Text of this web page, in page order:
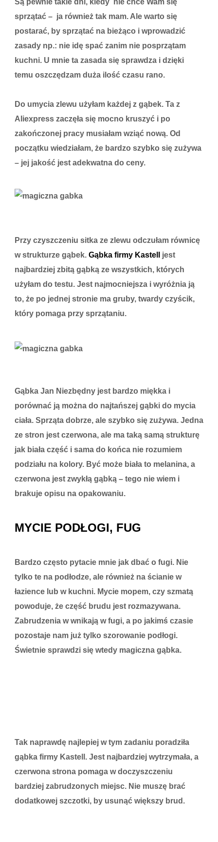
Są pewnie takie dni, kiedy nie chce Wam się
sprzątać – ja również tak mam. Ale warto się
postarać, by sprzątać na bieżąco i wprowadzić
zasady np.: nie idę spać zanim nie posprzątam
kuchni. U mnie ta zasada się sprawdza i dzięki
temu oszczędzam duża ilość czasu rano.
Do umycia zlewu użyłam każdej z gąbek. Ta z
Aliexpress zaczęła się mocno kruszyć i po
zakończonej pracy musiałam wziąć nową. Od
początku wiedziałam, że bardzo szybko się zużywa
– jej jakość jest adekwatna do ceny.
Przy czyszczeniu sitka ze zlewu odczułam równicę
w strukturze gąbek. Gąbka firmy Kastell
jest
najbardziej zbitą gąbką ze wszystkich, których
użyłam do testu. Jest najmocniejsza i wyróżnia ją
to, że po jednej stronie ma gruby, twardy czyścik,
który pomaga przy sprzątaniu.
Gąbka Jan Niezbędny jest bardzo miękka i
porównać ją można do najtańszej gąbki do mycia
ciała. Sprząta dobrze, ale szybko się zużywa. Jedna
ze stron jest czerwona, ale ma taką samą strukturę
jak biała część i sama do końca nie rozumiem
podziału na kolory. Być może biała to melanina, a
czerwona jest zwykłą gąbką – tego nie wiem i
brakuje opisu na opakowaniu.
MYCIE PODŁOGI, FUG
Bardzo często pytacie mnie jak dbać o fugi. Nie
tylko te na podłodze, ale również na ścianie w
łazience lub w kuchni. Mycie mopem, czy szmatą
powoduje, że część brudu jest rozmazywana.
Zabrudzenia w wnikają w fugi, a po jakimś czasie
pozostaje nam już tylko szorowanie podłogi.
Świetnie sprawdzi się wtedy magiczna gąbka.
Tak naprawdę najlepiej w tym zadaniu poradziła
gąbka firmy Kastell. Jest najbardziej wytrzymała, a
czerwona strona pomaga w doczyszczeniu
bardziej zabrudzonych miejsc. Nie muszę brać
dodatkowej szczotki, by usunąć większy brud.